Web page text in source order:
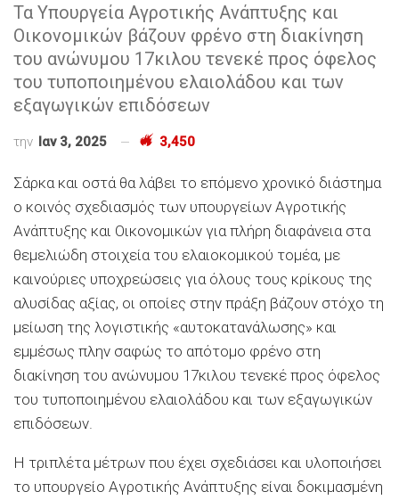
Τα Υπουργεία Αγροτικής Ανάπτυξης και
Οικονομικών βάζουν φρένο στη διακίνηση
του ανώνυµου 17κιλου τενεκέ προς όφελος
του τυποποιηµένου ελαιολάδου και των
εξαγωγικών επιδόσεων
την Ιαν 3, 2025 3,450
Σάρκα και οστά θα λάβει το επόµενο χρονικό διάστηµα
ο κοινός σχεδιασµός των υπουργείων Αγροτικής
Ανάπτυξης και Οικονοµικών για πλήρη διαφάνεια στα
θεµελιώδη στοιχεία του ελαιοκοµικού τοµέα, µε
καινούριες υποχρεώσεις για όλους τους κρίκους της
αλυσίδας αξίας, οι οποίες στην πράξη βάζουν στόχο τη
µείωση της λογιστικής «αυτοκατανάλωσης» και
εµµέσως πλην σαφώς το απότοµο φρένο στη
διακίνηση του ανώνυµου 17κιλου τενεκέ προς όφελος
του τυποποιηµένου ελαιολάδου και των εξαγωγικών
επιδόσεων.
Η τριπλέτα µέτρων που έχει σχεδιάσει και υλοποιήσει
το υπουργείο Αγροτικής Ανάπτυξης είναι δοκιµασµένη